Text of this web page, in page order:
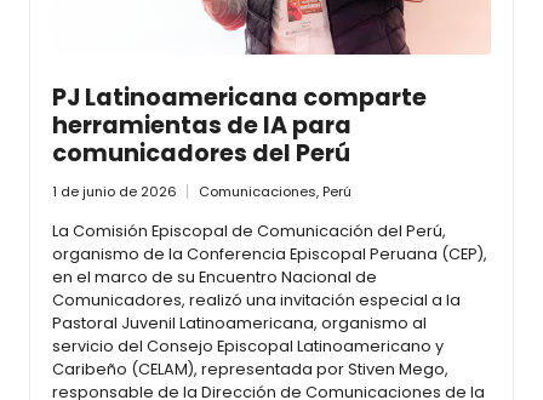
PJ Latinoamericana comparte
herramientas de IA para
comunicadores del Perú
1 de junio de 2026 Comunicaciones,Perú
La Comisión Episcopal de Comunicación del Perú,
organismo de la Conferencia Episcopal Peruana (CEP),
en el marco de su Encuentro Nacional de
Comunicadores, realizó una invitación especial a la
Pastoral Juvenil Latinoamericana, organismo al
servicio del Consejo Episcopal Latinoamericano y
Caribeño (CELAM), representada por Stiven Mego,
responsable de la Dirección de Comunicaciones de la